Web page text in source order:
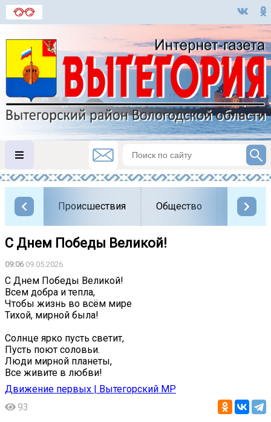
Происшествия Общество Власть
С Днем Победы Великой!
09:0609.05.2026
С Днем Победы Великой!
Всем добра и тепла,
Чтобы жизнь во всём мире
Тихой, мирной была!
Солнце ярко пусть светит,
Пусть поют соловьи.
Люди мирной планеты,
Все живите в любви!
Движение первых | Вытегорский МР
93